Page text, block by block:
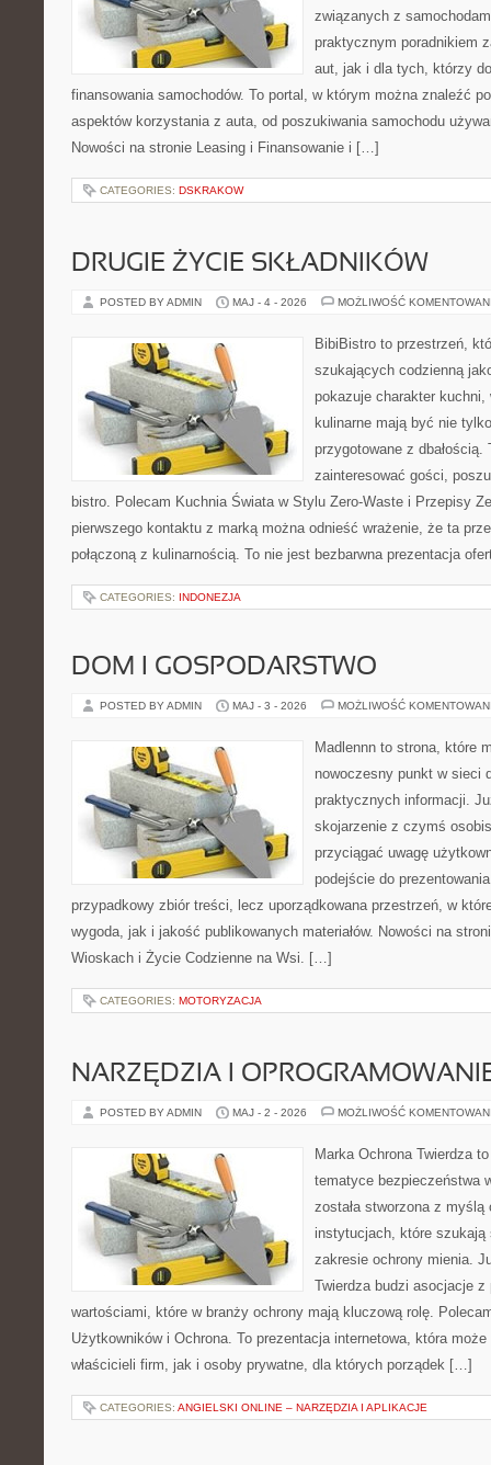
związanych z
praktycznym poradnikiem
aut, jak i dla tych, którzy
finansowania samochodów. To portal, w którym można znaleźć
aspektów korzystania z auta, od poszukiwania samochodu
Nowości na stronie Leasing i Finansowanie i […]
CATEGORIES: DSKRAKOW
DRUGIE ŻYCIE SKŁADNIKÓW
POSTED BY ADMIN MAJ - 4 - 2026 MOŻLIWOŚĆ
BibiBistro to przestrzeń,
szukających codzienną
pokazuje charakter
kulinarne mają być nie
przygotowane z
zainteresować gości,
bistro. Polecam Kuchnia Świata w Stylu Zero-Waste i Przepisy
pierwszego kontaktu z marką można odnieść wrażenie, że ta
połączoną z kulinarnością. To nie jest bezbarwna prezentacja
CATEGORIES: INDONEZJA
DOM I GOSPODARSTWO
POSTED BY ADMIN MAJ - 3 - 2026 MOŻLIWOŚĆ
Madlennn to strona, które
nowoczesny punkt w sieci
praktycznych informacji.
skojarzenie z czymś
przyciągać uwagę
podejście do
przypadkowy zbiór treści, lecz uporządkowana przestrzeń, w
wygoda, jak i jakość publikowanych materiałów. Nowości na
Wioskach i Życie Codzienne na Wsi. […]
CATEGORIES: MOTORYZACJA
NARZĘDZIA I
POSTED BY ADMIN MAJ - 2 - 2026 MOŻLIWOŚĆ
Marka Ochrona Twierdza
tematyce bezpieczeństwa
została stworzona z
instytucjach, które szukają
zakresie ochrony mienia.
Twierdza budzi asocjacje
wartościami, które w branży ochrony mają kluczową rolę.
Użytkowników i Ochrona. To prezentacja internetowa, która
właścicieli firm, jak i osoby prywatne, dla których porządek […]
CATEGORIES: ANGIELSKI ONLINE – NARZĘDZIA I APLIKACJE